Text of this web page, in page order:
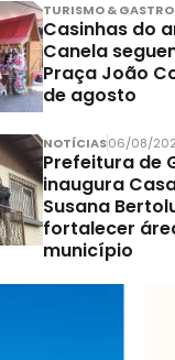
TURISMO &
Casinhas do
Canela
Praça João
de agosto
NOTÍCIAS06/08/
Prefeitura de
inaugura
Susana
fortalecer
município